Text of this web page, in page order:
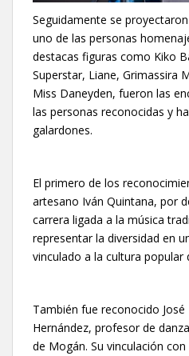
Seguidamente se
uno de las personas
destacas figuras como Kiko
Superstar, Liane, Grimassira
Miss Daneyden, fueron las
las personas reconocidas y
galardones.
El primero de los
artesano Iván Quintana, por
carrera ligada a la música
representar la diversidad en
vinculado a la cultura popular
También fue reconocido José
Hernández, profesor de
de Mogán. Su vinculación